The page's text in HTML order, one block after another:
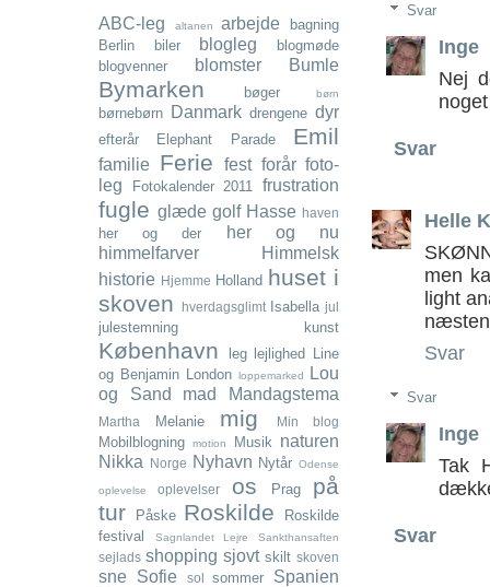
Svar
Inge
Nej
Svar
Helle
men
light
Svar
Svar
Inge
Tak
Svar
ABC-leg altanen arbejde
bagning
Berlin
biler blogleg
blogmøde
blogvenner
blomster Bumle
Bymarken bøger børn
børnebørn Danmark drengene dyr
efterår Elephant Parade Emil
familie Ferie fest forår foto-
leg
Fotokalender 2011 frustration
fugle glæde golf Hasse haven
her og der
her og nu
himmelfarver
Himmelsk
historie Hjemme Holland huset i
skoven
hverdagsglimt Isabella jul
julestemning kunst
København leg lejlighed
Line
og Benjamin
London loppemarked
Lou
og Sand
mad Mandagstema
Martha Melanie mig Min blog
Mobilblogning motion Musik naturen
Nikka
Norge Nyhavn Nytår Odense
oplevelse oplevelser os Prag
på
tur
Påske Roskilde
Roskilde
festival
Sagnlandet Lejre Sankthansaften
sejlads shopping sjovt skilt skoven
sne Sofie sol sommer Spanien